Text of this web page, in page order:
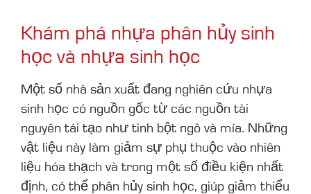
Khám phá nhựa phân hủy sinh
học và nhựa sinh học
Một số nhà sản xuất đang nghiên cứu nhựa
sinh học có nguồn gốc từ các nguồn tài
nguyên tái tạo như tinh bột ngô và mía. Những
vật liệu này làm giảm sự phụ thuộc vào nhiên
liệu hóa thạch và trong một số điều kiện nhất
định, có thể phân hủy sinh học, giúp giảm thiểu